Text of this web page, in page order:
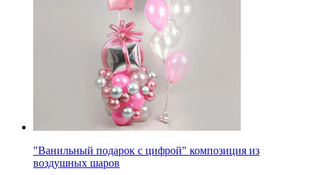
"Ванильный подарок с цифрой" композиция из
воздушных шаров